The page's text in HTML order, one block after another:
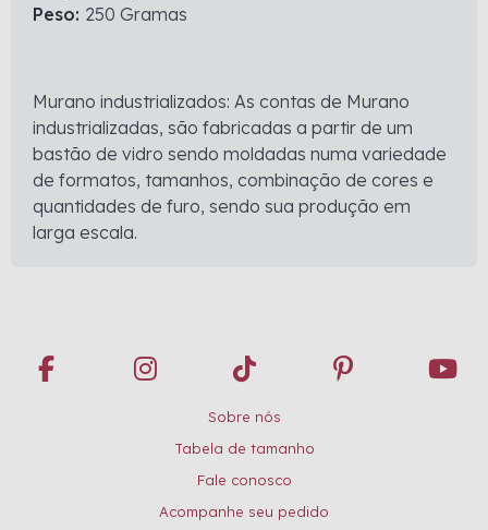
Peso: 250 Gramas
Murano industrializados: As contas de Murano
industrializadas, são fabricadas a partir de um
bastão de vidro sendo moldadas numa variedade
de formatos, tamanhos, combinação de cores e
quantidades de furo, sendo sua produção em
larga escala.
Sobre nós
Tabela de tamanho
Fale conosco
Acompanhe seu pedido